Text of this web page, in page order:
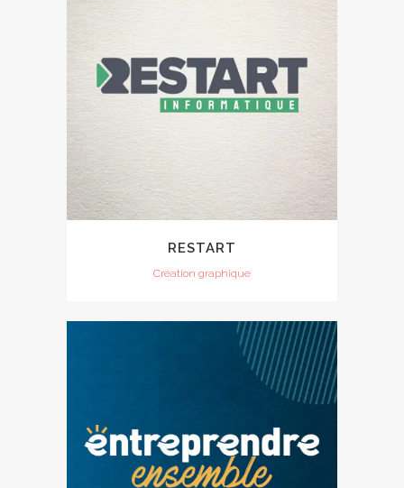
RESTART
Création graphique